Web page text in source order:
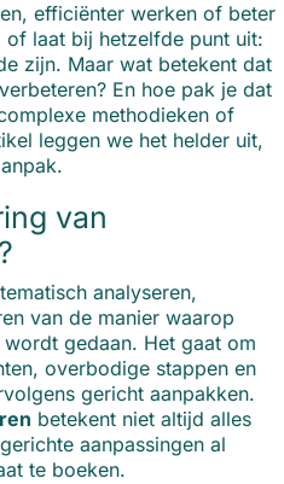
efficiënter werken of beter
laat bij hetzelfde punt uit:
zijn. Maar wat betekent dat
En hoe pak je dat
methodieken of
leggen we het helder uit,
van
analyseren,
van de manier waarop
gedaan. Het gaat om
overbodige stappen en
gericht aanpakken.
betekent niet altijd alles
aanpassingen al
te boeken.